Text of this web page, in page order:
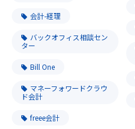
会計-経理
バックオフィス相談セン
ター
Bill One
マネーフォワードクラウ
ド会計
freee会計